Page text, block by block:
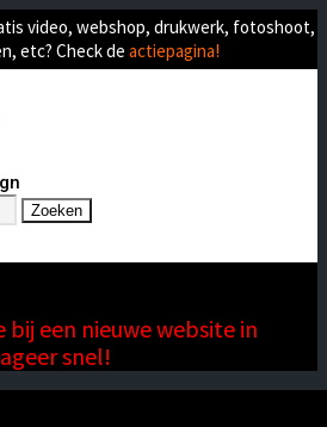
video, webshop, drukwerk, fotoshoot,
etc? Check de actiepagina!
een nieuwe website in
snel!